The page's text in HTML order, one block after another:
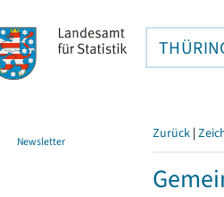
Newsletter Zurück |